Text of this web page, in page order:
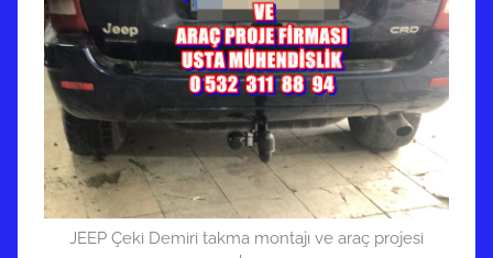
JEEP Çeki Demiri takma montajı ve araç projesi